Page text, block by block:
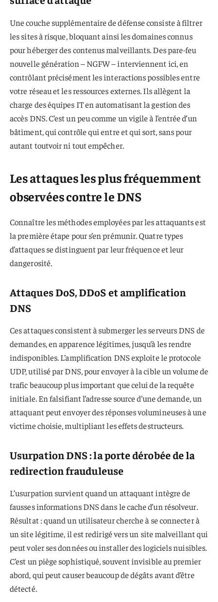
Une couche supplémentaire de défense consiste à filtrer
les sites à risque, bloquant ainsi les domaines connus
pour héberger des contenus malveillants. Des pare-feu
nouvelle génération – NGFW – interviennent ici, en
contrôlant précisément les interactions possibles entre
votre réseau et les ressources externes. Ils allègent la
charge des équipes IT en automatisant la gestion des
accès DNS. C’est un peu comme un vigile à l’entrée d’un
bâtiment, qui contrôle qui entre et qui sort, sans pour
autant toutvoir ni tout empêcher.
Les attaques les plus fréquemment
observées contre le DNS
Connaître les méthodes employées par les attaquants est
la première étape pour s’en prémunir. Quatre types
d’attaques se distinguent par leur fréquence et leur
dangerosité.
Attaques DoS, DDoS et amplification
DNS
Ces attaques consistent à submerger les serveurs DNS de
demandes, en apparence légitimes, jusqu’à les rendre
indisponibles. L’amplification DNS exploite le protocole
UDP, utilisé par DNS, pour envoyer à la cible un volume de
trafic beaucoup plus important que celui de la requête
initiale. En falsifiant l’adresse source d’une demande, un
attaquant peut envoyer des réponses volumineuses à une
victime choisie, multipliant les effets destructeurs.
Usurpation DNS : la porte dérobée de la
redirection frauduleuse
L’usurpation survient quand un attaquant intègre de
fausses informations DNS dans le cache d’un résolveur.
Résultat : quand un utilisateur cherche à se connecter à
un site légitime, il est redirigé vers un site malveillant qui
peut voler ses données ou installer des logiciels nuisibles.
C’est un piège sophistiqué, souvent invisible au premier
abord, qui peut causer beaucoup de dégâts avant d’être
détecté.